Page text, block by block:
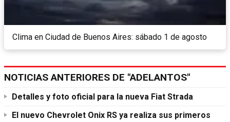
Clima en Ciudad de Buenos Aires: sábado 1 de agosto
NOTICIAS ANTERIORES DE "ADELANTOS"
Detalles y foto oficial para la nueva Fiat Strada
El nuevo Chevrolet Onix RS ya realiza sus primeros